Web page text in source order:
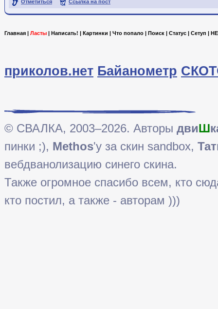
Отметиться Ссылка на пост
Главная | Ласты | Написать! | Картинки | Что попало | Поиск | Статус | Сетуп |
приколов.нет Байанометр
© СВАЛКА, 2003–2026. Авторы двиШ
пинки ;), Methos'у за скин sandbox,
вебдванолизацию синего скина.
Также огромное спасибо всем, кто
кто постил, а также - авторам )))